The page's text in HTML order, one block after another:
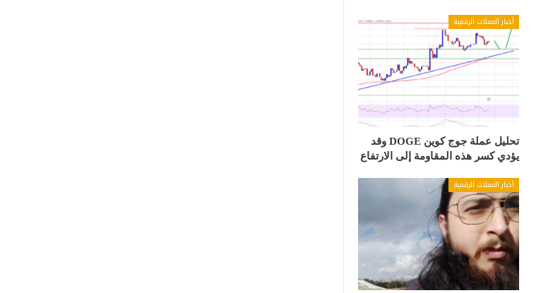
أخبار العملات الرقمية
تحليل عملة جوج كوين DOGE وقد
يؤدي كسر هذه المقاومة إلى الارتفاع
أخبار العملات الرقمية